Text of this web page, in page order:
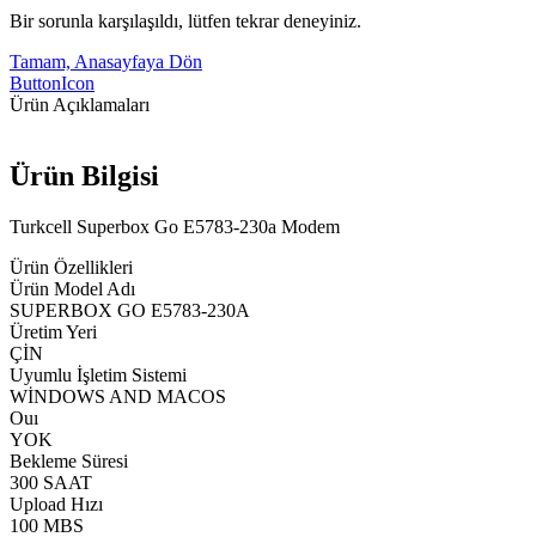
Bir sorunla karşılaşıldı, lütfen tekrar deneyiniz.
Tamam, Anasayfaya Dön
ButtonIcon
Ürün Açıklamaları
Ürün Bilgisi
Turkcell Superbox Go E5783-230a Modem
Ürün Özellikleri
Ürün Model Adı
SUPERBOX GO E5783-230A
Üretim Yeri
ÇİN
Uyumlu İşletim Sistemi
WİNDOWS AND MACOS
Ouı
YOK
Bekleme Süresi
300 SAAT
Upload Hızı
100 MBS